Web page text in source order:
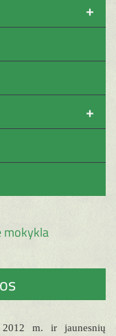
+
+
mokykla
m. ir jaunesnių